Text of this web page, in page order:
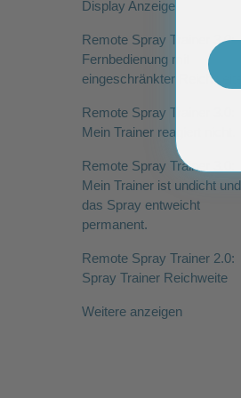
Display Anzeige
Remote Spray Trainer 3.0:
Fernbedienung mit
eingeschränkter Reichweite
Remote Spray Trainer 3.0:
Mein Trainer reagiert nicht.
Remote Spray Trainer 3.0:
Mein Trainer ist undicht und
das Spray entweicht
permanent.
Remote Spray Trainer 2.0:
Spray Trainer Reichweite
Weitere anzeigen